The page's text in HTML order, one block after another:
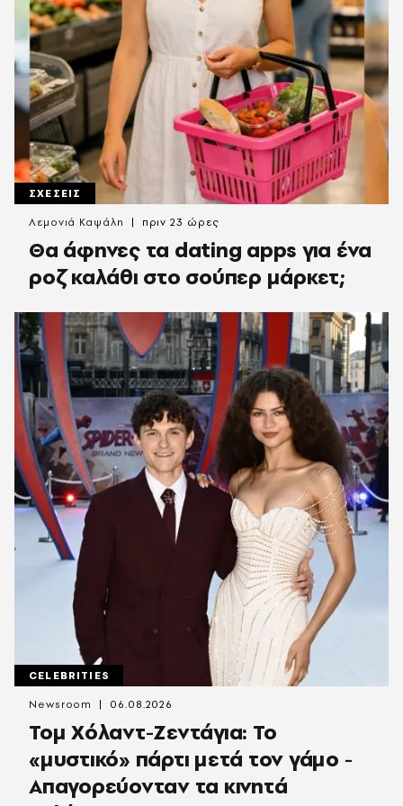
ΣΧΕΣΕΙΣ
Θα άφηνες τα dating apps για ένα
ροζ καλάθι στο σούπερ μάρκετ;
Λεμονιά Καψάλη πριν 23 ώρες
CELEBRITIES
Τομ Χόλαντ-Ζεντάγια: Το
«μυστικό» πάρτι μετά τον γάμο -
Απαγορεύονταν τα κινητά
Newsroom 06.08.2026